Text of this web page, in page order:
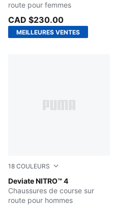
route pour femmes
CAD $230.00
MEILLEURES VENTES
18 COULEURS
Deviate NITRO™ 4
Zen Blue-Moody Gray
Chaussures de course sur
route pour hommes